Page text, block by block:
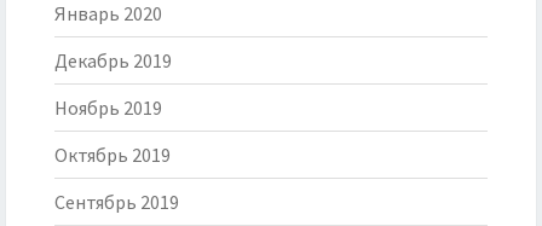
Январь 2020
Декабрь 2019
Ноябрь 2019
Октябрь 2019
Сентябрь 2019